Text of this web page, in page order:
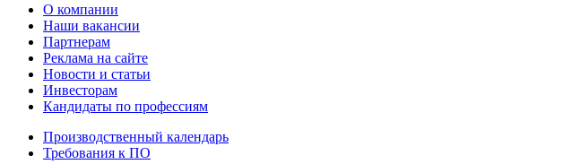
О компании
Наши вакансии
Партнерам
Реклама на сайте
Новости и статьи
Инвесторам
Кандидаты по профессиям
Производственный календарь
Требования к ПО